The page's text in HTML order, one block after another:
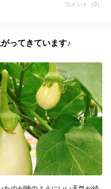
コメント（0）
ってきています♪